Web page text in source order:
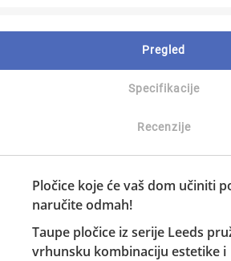
Pregled
Specifikacije
Recenzije
Pločice koje će vaš dom učiniti
naručite odmah!
Taupe pločice iz serije Leeds
vrhunsku kombinaciju estetike i